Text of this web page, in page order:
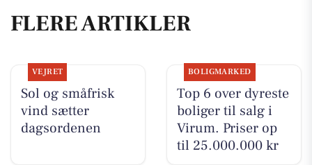
FLERE ARTIKLER
VEJRET
Sol og småfrisk
vind sætter
dagsordenen
BOLIGMARKED
Top 6 over dyreste
boliger til salg i
Virum. Priser op
til 25.000.000 kr